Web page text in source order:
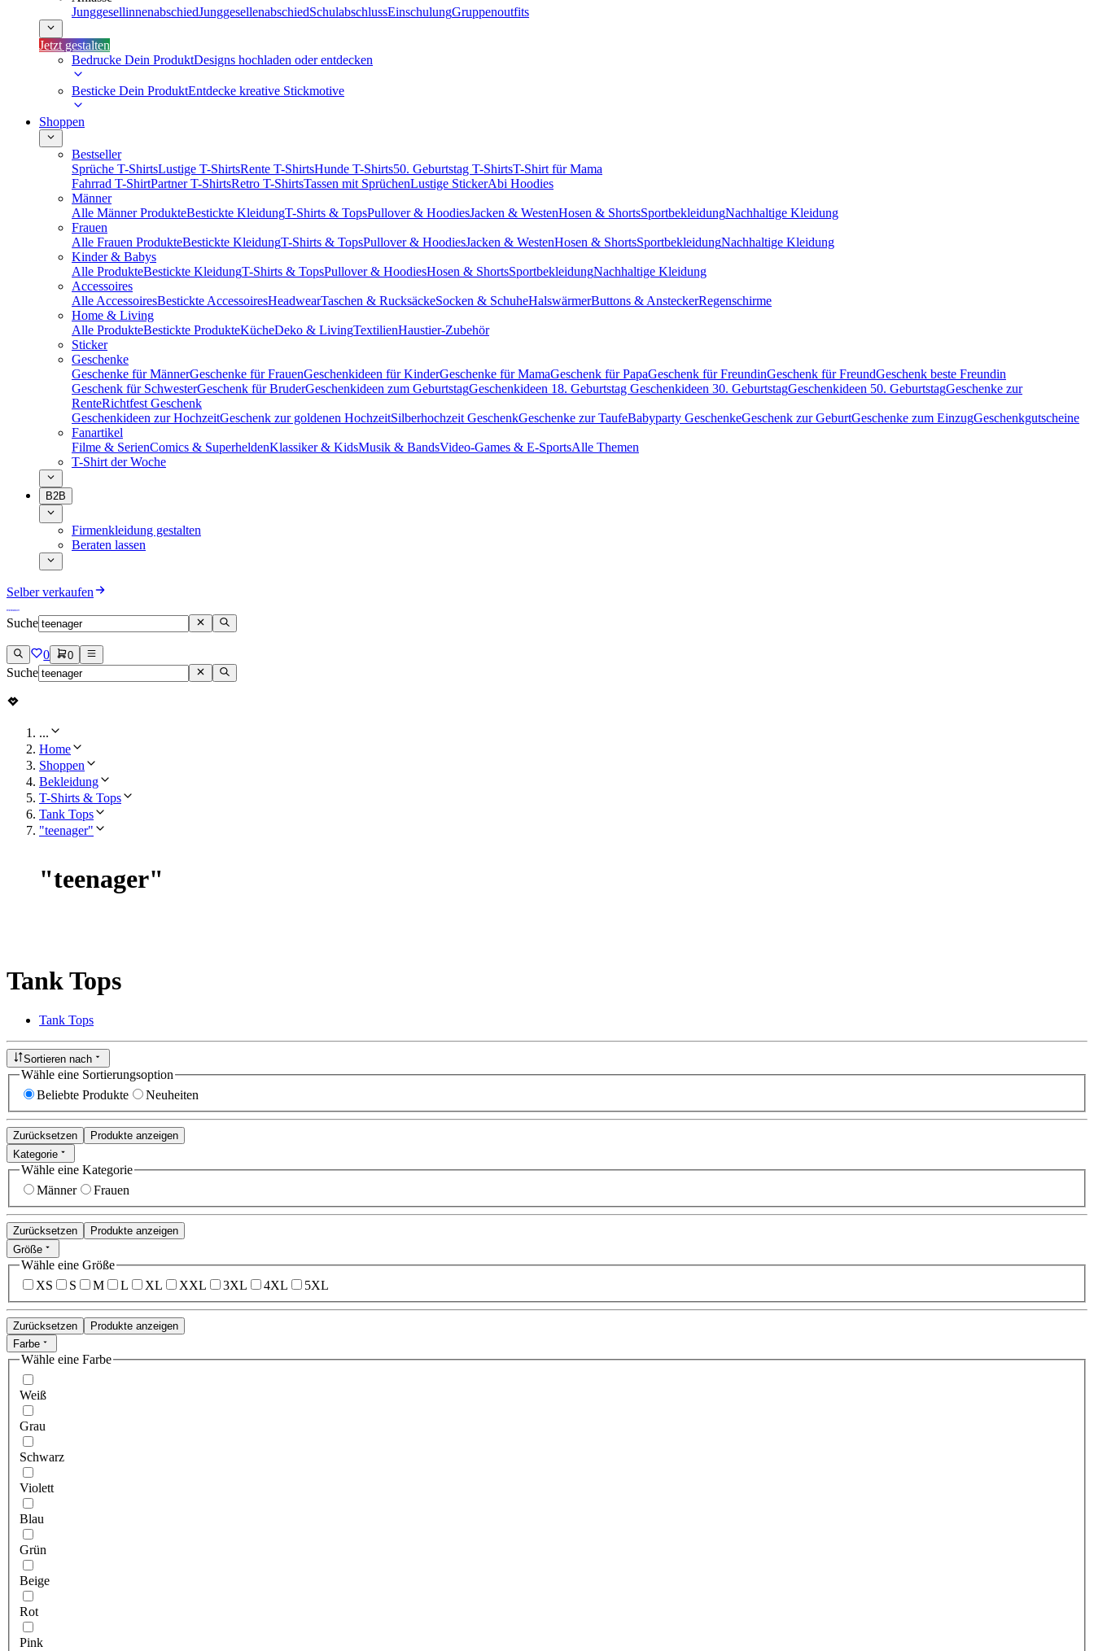
JunggesellinnenabschiedJunggesellenabschiedSchulabschlussEinschulungGruppenoutfits
Jetzt gestalten
Bedrucke Dein ProduktDesigns hochladen oder entdecken
Besticke Dein ProduktEntdecke kreative Stickmotive
Shoppen
Bestseller
Sprüche T-ShirtsLustige T-ShirtsRente T-ShirtsHunde T-Shirts50. Geburtstag T-ShirtsT-Shirt für Mama
Fahrrad T-ShirtPartner T-ShirtsRetro T-ShirtsTassen mit SprüchenLustige StickerAbi Hoodies
Männer
Alle Männer ProdukteBestickte KleidungT-Shirts & TopsPullover & HoodiesJacken & WestenHosen & ShortsSportbekleidungNachhaltige Kleidung
Frauen
Alle Frauen ProdukteBestickte KleidungT-Shirts & TopsPullover & HoodiesJacken & WestenHosen & ShortsSportbekleidungNachhaltige Kleidung
Kinder & Babys
Alle ProdukteBestickte KleidungT-Shirts & TopsPullover & HoodiesHosen & ShortsSportbekleidungNachhaltige Kleidung
Accessoires
Alle AccessoiresBestickte AccessoiresHeadwearTaschen & RucksäckeSocken & SchuheHalswärmerButtons & AnsteckerRegenschirme
Home & Living
Alle ProdukteBestickte ProdukteKücheDeko & LivingTextilienHaustier-Zubehör
Sticker
Geschenke
Geschenke für MännerGeschenke für FrauenGeschenkideen für KinderGeschenke für MamaGeschenk für PapaGeschenk für FreundinGeschenk für FreundGeschenk beste Freundin
Geschenk für SchwesterGeschenk für BruderGeschenkideen zum GeburtstagGeschenkideen 18. Geburtstag Geschenkideen 30. GeburtstagGeschenkideen 50. GeburtstagGeschenke zur
RenteRichtfest Geschenk
Geschenkideen zur HochzeitGeschenk zur goldenen HochzeitSilberhochzeit GeschenkGeschenke zur TaufeBabyparty GeschenkeGeschenk zur GeburtGeschenke zum EinzugGeschenkgutscheine
Fanartikel
Filme & SerienComics & SuperheldenKlassiker & KidsMusik & BandsVideo-Games & E-SportsAlle Themen
T-Shirt der Woche
B2B
Firmenkleidung gestalten
Beraten lassen
Selber verkaufen
Suche
0 0
Suche
...
Home
Shoppen
Bekleidung
T-Shirts & Tops
Tank Tops
"teenager"
"teenager"
Tank Tops
Tank Tops
Sortieren nach
Wähle eine Sortierungsoption
Beliebte Produkte
Neuheiten
Zurücksetzen
Produkte anzeigen
Kategorie
Wähle eine Kategorie
Männer
Frauen
Zurücksetzen
Produkte anzeigen
Größe
Wähle eine Größe
XS
S M L XL XXL 3XL 4XL 5XL
Zurücksetzen
Produkte anzeigen
Farbe
Wähle eine Farbe
Weiß
Grau
Schwarz
Violett
Blau
Grün
Beige
Rot
Pink